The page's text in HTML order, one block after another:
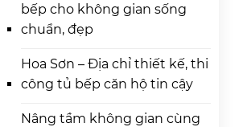
bếp cho không gian sống
chuẩn, đẹp
Hoa Sơn – Địa chỉ thiết kế, thi
công tủ bếp căn hộ tin cậy
Nâng tầm không gian cùng